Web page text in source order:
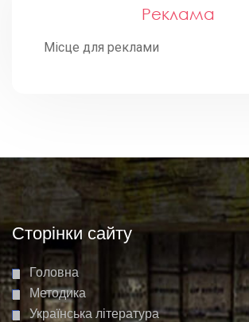
Реклама
Місце для реклами
Сторінки сайту
Головна
Методика
Українська література